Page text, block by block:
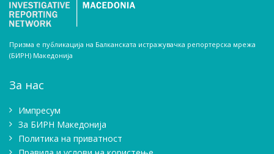
Призма е публикација на Балканската истражувачка репортерска мрежа
(БИРН) Македонија
За нас
Импресум
Зa БИРН Македонија
Политика на приватност